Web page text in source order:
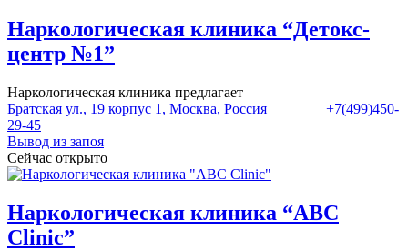
Наркологическая клиника “Детокс-
центр №1”
Наркологическая клиника предлагает
Братская ул., 19 корпус 1, Москва, Россия
+7(499)450-
29-45
Вывод из запоя
Сейчас открыто
Наркологическая клиника “ABC
Clinic”